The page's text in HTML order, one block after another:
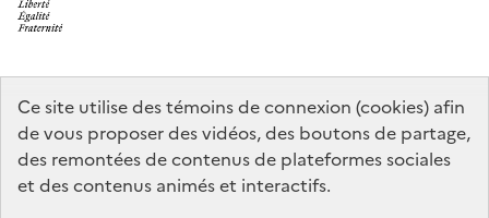
Ce site utilise des témoins de connexion (cookies) afin
de vous proposer des vidéos, des boutons de partage,
des remontées de contenus de plateformes sociales
et des contenus animés et interactifs.
data.gouv.fr legifrance.gouv.fr
info.gouv.fr
service-public.gouv.fr